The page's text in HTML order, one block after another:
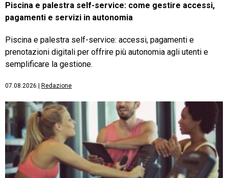
Piscina e palestra self-service: come gestire accessi,
pagamenti e servizi in autonomia
Piscina e palestra self-service: accessi, pagamenti e
prenotazioni digitali per offrire più autonomia agli utenti e
semplificare la gestione.
07.08.2026 Redazione